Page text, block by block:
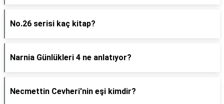
No.26 serisi kaç kitap?
Narnia Günlükleri 4 ne anlatıyor?
Necmettin Cevheri'nin eşi kimdir?